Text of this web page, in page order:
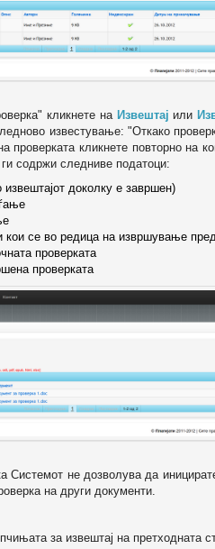
кликнете на Извештај или
известување: "Oткако
проверката кликнете повторно на
содржи следниве податоци:
извештајот доколку е завршен)
кои се во редица на извршување
проверката
проверката
Системот не дозволува да
на други документи.
за извештај на претходната